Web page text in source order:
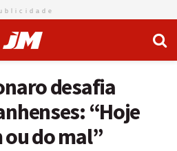
desafia
“Hoje
ou do mal”